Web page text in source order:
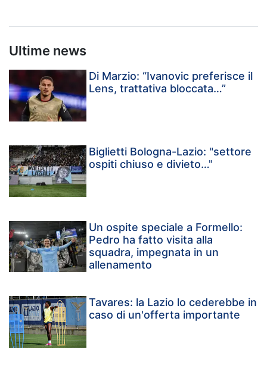
Ultime news
Di Marzio: “Ivanovic preferisce il
Lens, trattativa bloccata…”
Biglietti Bologna-Lazio: "settore
ospiti chiuso e divieto…"
Un ospite speciale a Formello:
Pedro ha fatto visita alla
squadra, impegnata in un
allenamento
Tavares: la Lazio lo cederebbe in
caso di un'offerta importante